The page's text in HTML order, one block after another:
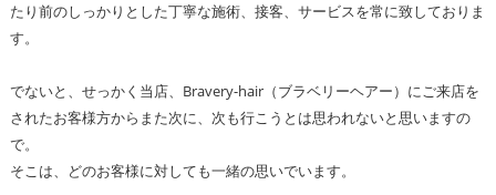
たり前のしっかりとした丁寧な施術、接客、サービスを常に致しておりま
す。
でないと、せっかく当店、Bravery-hair（ブラベリーヘアー）にご来店を
されたお客様方からまた次に、次も行こうとは思われないと思いますの
で。
そこは、どのお客様に対しても一緒の思いでいます。